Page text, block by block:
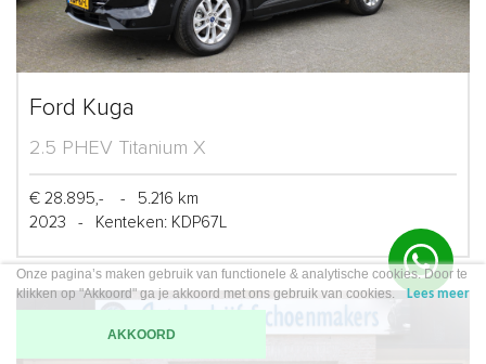
Ford Kuga
2.5 PHEV Titanium X
€ 28.895,- -
5.216 km
2023
- Kenteken: KDP67L
Onze pagina’s maken gebruik van functionele & analytische cookies. Door te
klikken op "Akkoord" ga je akkoord met ons gebruik van cookies.
Lees meer
AKKOORD